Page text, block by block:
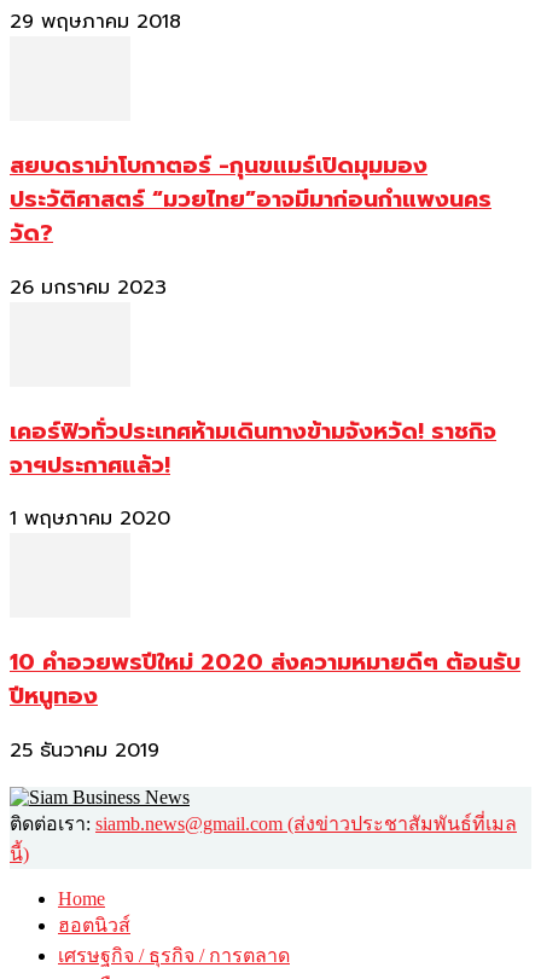
29 พฤษภาคม 2018
สยบดราม่าโบกาตอร์ -กุนขแมร์เปิดมุมมอง
ประวัติศาสตร์ “มวยไทย”อาจมีมาก่อนกำแพงนคร
วัด?
26 มกราคม 2023
เคอร์ฟิวทั่วประเทศห้ามเดินทางข้ามจังหวัด! ราชกิจ
จาฯประกาศแล้ว!
1 พฤษภาคม 2020
10 คำอวยพรปีใหม่ 2020 ส่งความหมายดีๆ ต้อนรับ
ปีหนูทอง
25 ธันวาคม 2019
ติดต่อเรา: siamb.news@gmail.com (ส่งข่าวประชาสัมพันธ์ที่เมล
นี้)
Home
ฮอตนิวส์
เศรษฐกิจ / ธุรกิจ / การตลาด